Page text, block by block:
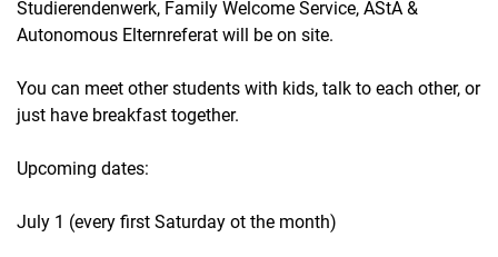
Studierendenwerk, Family Welcome Service, AStA &
Autonomous Elternreferat will be on site.
You can meet other students with kids, talk to each other, or
just have breakfast together.
Upcoming dates:
July 1 (every first Saturday ot the month)